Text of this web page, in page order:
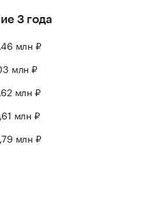
3 года
млн ₽
млн ₽
млн ₽
млн ₽
млн ₽